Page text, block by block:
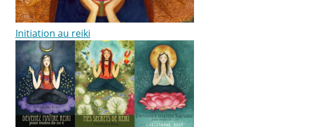
Initiation au reiki